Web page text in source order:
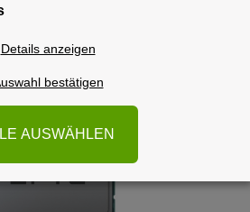
Details anzeigen
bestätigen
AUSWÄHLEN